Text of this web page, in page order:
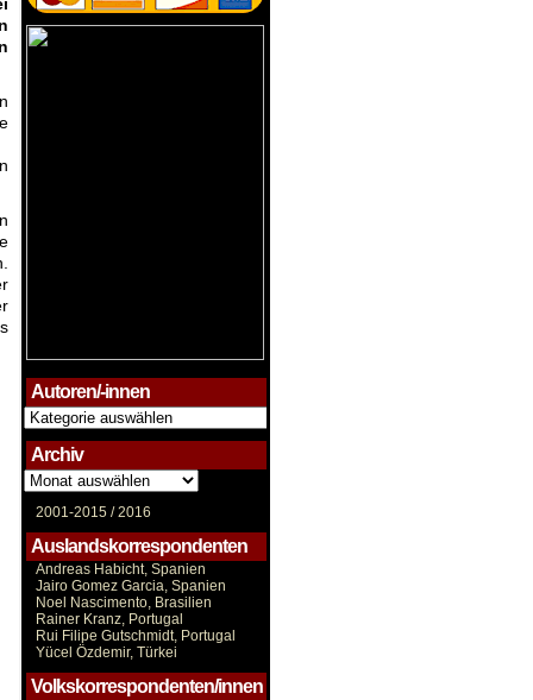
Autoren/-innen
Autoren/-
innen
Archiv
Archiv
2001-2015 /2016
Auslandskorrespondenten
Andreas Habicht, Spanien
Jairo Gomez Garcia, Spanien
Noel Nascimento, Brasilien
Rainer Kranz, Portugal
Rui Filipe Gutschmidt, Portugal
Yücel Özdemir, Türkei
Volkskorrespondenten/innen